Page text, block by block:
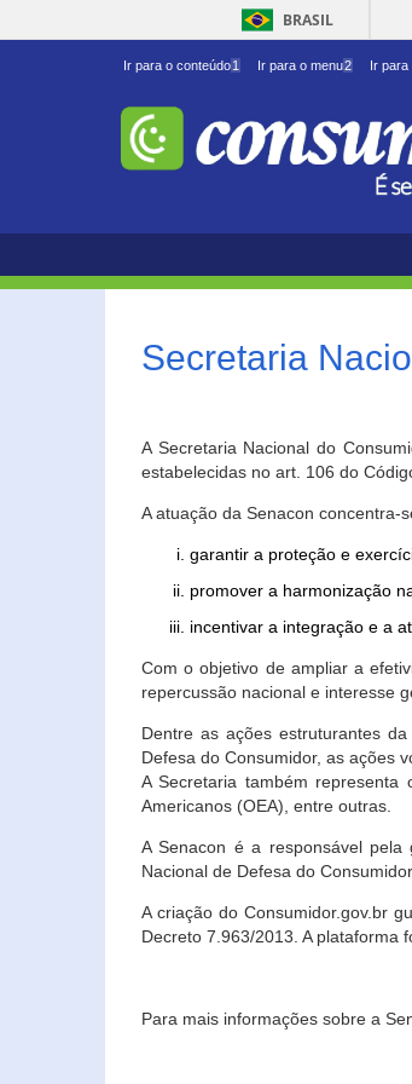
BRASIL
Ir para o conteúdo1 Ir para o menu2 Ir para
Secretaria
A Secretaria Nacional do
estabelecidas no art. 106 do
A atuação da Senacon concentra-
garantir a proteção e
promover a harmonização
incentivar a integração e a
Com o objetivo de ampliar a
repercussão nacional e interesse
Dentre as ações estruturantes
Defesa do Consumidor, as ações
A Secretaria também representa
Americanos (OEA), entre outras.
A Senacon é a responsável pela
Nacional de Defesa do
A criação do Consumidor.gov.br
Decreto 7.963/2013. A plataforma
Para mais informações sobre a